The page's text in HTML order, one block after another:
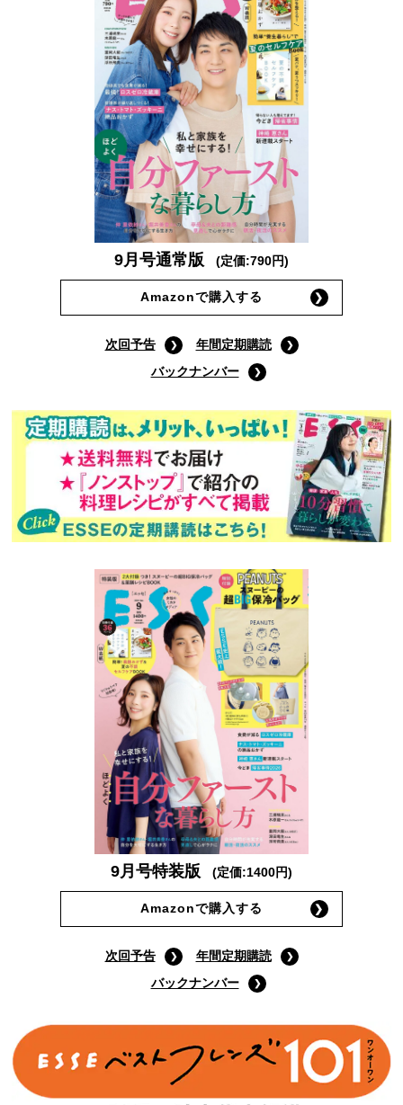
9月号通常版 (定価:790円)
Amazonで購入する
次回予告
年間定期購読
バックナンバー
9月号特装版 (定価:1400円)
Amazonで購入する
次回予告
年間定期購読
バックナンバー